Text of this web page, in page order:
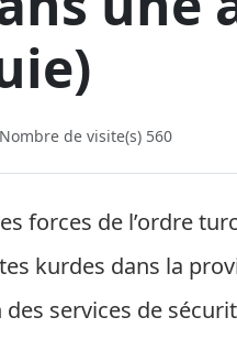
Nombre de visite(s) 560
forces de l’ordre
kurdes dans la
services de